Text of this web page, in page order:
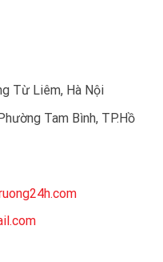
Từ Liêm, Hà Nội
Tam Bình, TP.Hồ